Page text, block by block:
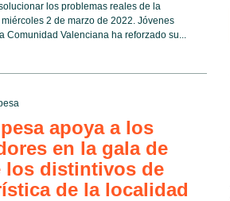
los problemas reales de la
2 de marzo de 2022. Jóvenes
Comunidad Valenciana ha reforzado su...
apoya a los
en la gala de
los distintivos de
de la localidad